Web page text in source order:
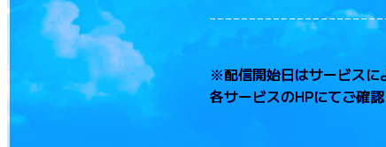
※配信開始日はサービスに
各サービスのHPにてご確認